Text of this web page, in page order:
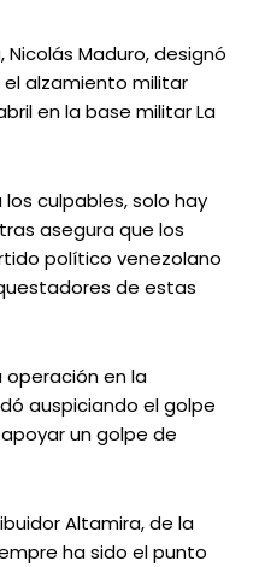
Nicolás Maduro, designó
alzamiento militar
en la base militar La
culpables, solo hay
asegura que los
político venezolano
de estas
operación en la
auspiciando el golpe
un golpe de
Altamira, de la
ha sido el punto